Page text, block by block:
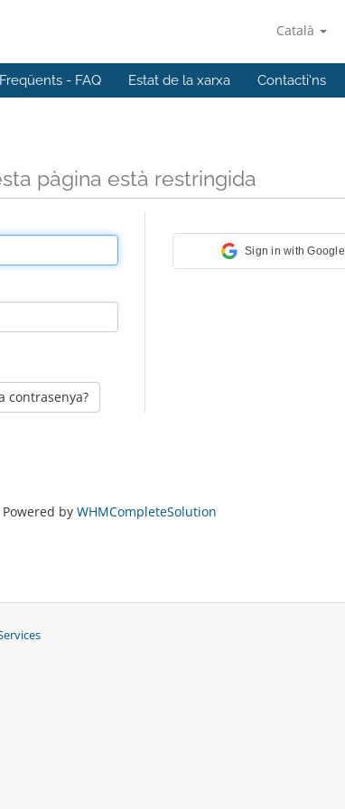
Català
- FAQ Estat de la xarxa Contacti'ns
pàgina està restringida
contrasenya?
Sign in with Google
Powered by WHMCompleteSolution